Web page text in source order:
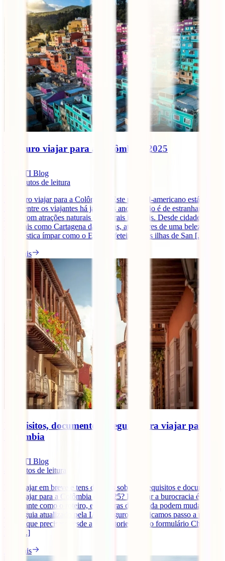
É seguro viajar para a Colômbia? 2025
IATI Blog
minutos de leitura
É seguro viajar para a Colômbia? Este país sul-americano está na
moda entre os viajantes há já vários anos. E não é de estranhar, pois
conta com atrações naturais e culturais incríveis. Desde cidades
coloniais como Cartagena das Índias, até lugares de uma beleza
paisagística ímpar como o Eixo Cafeteiro ou as ilhas de San [...]
Ler mais
Requisitos, documentos e seguro para viajar para a
Colômbia
IATI Blog
minutos de leitura
Vais viajar em breve e tens dúvidas sobre os requisitos e documentos
para viajar para a Colômbia em 2025? Preparar a burocracia é tão
importante como o roteiro, e as regras de entrada podem mudar.
Neste guia atualizado pela IATI Seguros, explicamos passo a passo
tudo o que precisas: desde a obrigatoriedade do formulário Check-
Mig [...]
Ler mais